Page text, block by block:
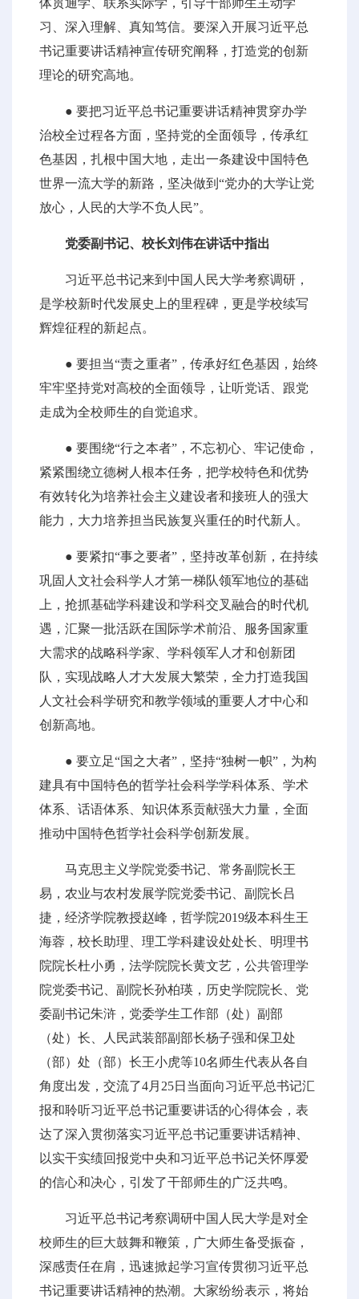
体贯通学、联系实际学，引导干部师生主动学
习、深入理解、真知笃信。要深入开展习近平总
书记重要讲话精神宣传研究阐释，打造党的创新
理论的研究高地。
● 要把习近平总书记重要讲话精神贯穿办学
治校全过程各方面，坚持党的全面领导，传承红
色基因，扎根中国大地，走出一条建设中国特色
世界一流大学的新路，坚决做到“党办的大学让党
放心，人民的大学不负人民”。
党委副书记、校长刘伟在讲话中指出
习近平总书记来到中国人民大学考察调研，
是学校新时代发展史上的里程碑，更是学校续写
辉煌征程的新起点。
● 要担当“责之重者”，传承好红色基因，始终
牢牢坚持党对高校的全面领导，让听党话、跟党
走成为全校师生的自觉追求。
● 要围绕“行之本者”，不忘初心、牢记使命，
紧紧围绕立德树人根本任务，把学校特色和优势
有效转化为培养社会主义建设者和接班人的强大
能力，大力培养担当民族复兴重任的时代新人。
● 要紧扣“事之要者”，坚持改革创新，在持续
巩固人文社会科学人才第一梯队领军地位的基础
上，抢抓基础学科建设和学科交叉融合的时代机
遇，汇聚一批活跃在国际学术前沿、服务国家重
大需求的战略科学家、学科领军人才和创新团
队，实现战略人才大发展大繁荣，全力打造我国
人文社会科学研究和教学领域的重要人才中心和
创新高地。
● 要立足“国之大者”，坚持“独树一帜”，为构
建具有中国特色的哲学社会科学学科体系、学术
体系、话语体系、知识体系贡献强大力量，全面
推动中国特色哲学社会科学创新发展。
马克思主义学院党委书记、常务副院长王
易，农业与农村发展学院党委书记、副院长吕
捷，经济学院教授赵峰，哲学院2019级本科生王
海蓉，校长助理、理工学科建设处处长、明理书
院院长杜小勇，法学院院长黄文艺，公共管理学
院党委书记、副院长孙柏瑛，历史学院院长、党
委副书记朱浒，党委学生工作部（处）副部
（处）长、人民武装部副部长杨子强和保卫处
（部）处（部）长王小虎等10名师生代表从各自
角度出发，交流了4月25日当面向习近平总书记汇
报和聆听习近平总书记重要讲话的心得体会，表
达了深入贯彻落实习近平总书记重要讲话精神、
以实干实绩回报党中央和习近平总书记关怀厚爱
的信心和决心，引发了干部师生的广泛共鸣。
习近平总书记考察调研中国人民大学是对全
校师生的巨大鼓舞和鞭策，广大师生备受振奋，
深感责任在肩，迅速掀起学习宣传贯彻习近平总
书记重要讲话精神的热潮。大家纷纷表示，将始